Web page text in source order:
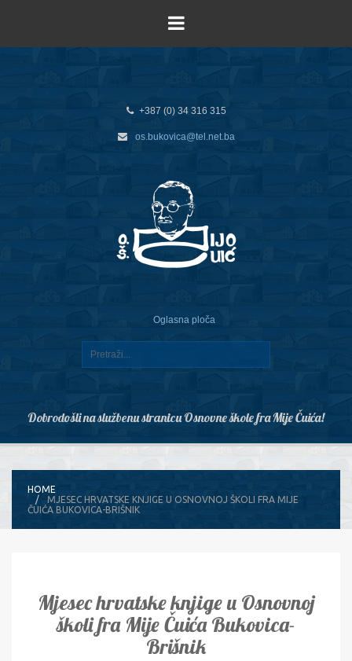
+387 (0) 34 316 315
os.bukovica@tel.net.ba
Oglasna ploča
Dobrodošli na službenu stranicu Osnovne škole fra Mije Čuića!
HOME
MJESEC HRVATSKE KNJIGE U OSNOVNOJ ŠKOLI FRA MIJE
ČUIĆA BUKOVICA-BRIŠNIK
Mjesec hrvatske knjige u Osnovnoj
školi fra Mije Čuića Bukovica-
Brišnik